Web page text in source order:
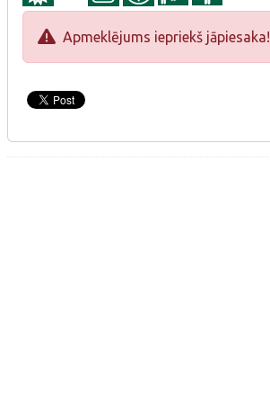
Apmeklējums iepriekš jāpiesaka!